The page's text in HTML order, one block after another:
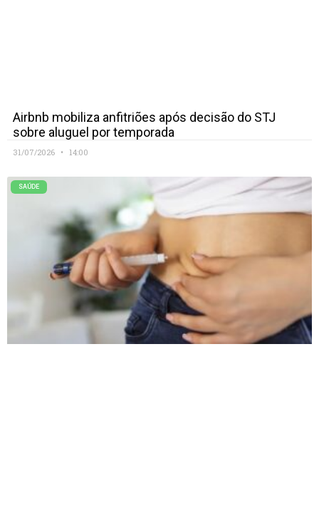
Airbnb mobiliza anfitriões após decisão do STJ
sobre aluguel por temporada
31/07/2026 14:00
SAÚDE